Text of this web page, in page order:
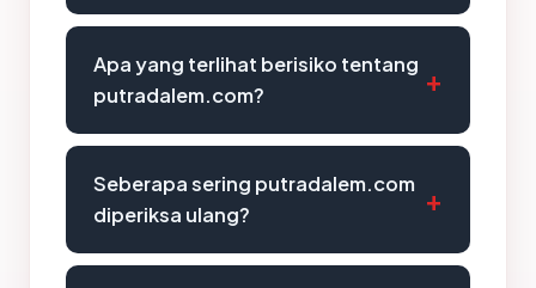
Apa yang terlihat berisiko tentang
putradalem.com?
Seberapa sering putradalem.com
diperiksa ulang?